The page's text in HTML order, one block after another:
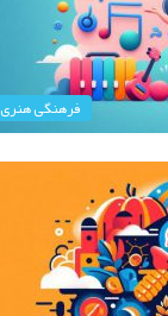
فرهنگی هنری